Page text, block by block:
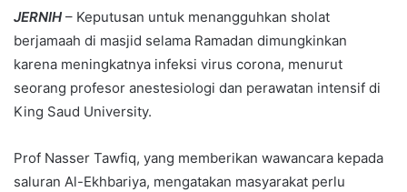
JERNIH – Keputusan untuk menangguhkan sholat
berjamaah di masjid selama Ramadan dimungkinkan
karena meningkatnya infeksi virus corona, menurut
seorang profesor anestesiologi dan perawatan intensif di
King Saud University.
Prof Nasser Tawfiq, yang memberikan wawancara kepada
saluran Al-Ekhbariya, mengatakan masyarakat perlu